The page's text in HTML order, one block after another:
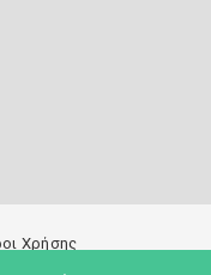
Χρήσης